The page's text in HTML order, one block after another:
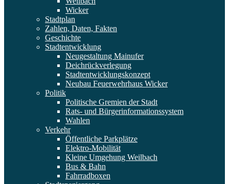
Wicker
Stadtplan
Zahlen, Daten, Fakten
Geschichte
Stadtentwicklung
Neugestaltung Mainufer
Deichrückverlegung
Stadtentwicklungskonzept
Neubau Feuerwehrhaus Wicker
Politik
Politische Gremien der Stadt
Rats- und Bürgerinformationssystem
Wahlen
Verkehr
Öffentliche Parkplätze
Elektro-Mobilität
Kleine Umgehung Weilbach
Bus & Bahn
Fahrradboxen